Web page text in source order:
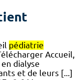
pédiatrie
Accueil,
dialyse
et de leurs [...]